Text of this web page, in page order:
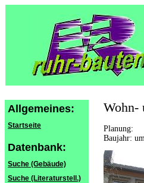
Allgemeines:
Startseite
Datenbank:
Suche (Gebäude)
Suche (Literaturstell.)
Wohn-
Planung:
Baujahr: